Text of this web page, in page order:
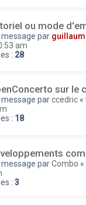
ou mode
message par
am
: 28
sur le
message parccedric «
: 18
parCombo «
: 3